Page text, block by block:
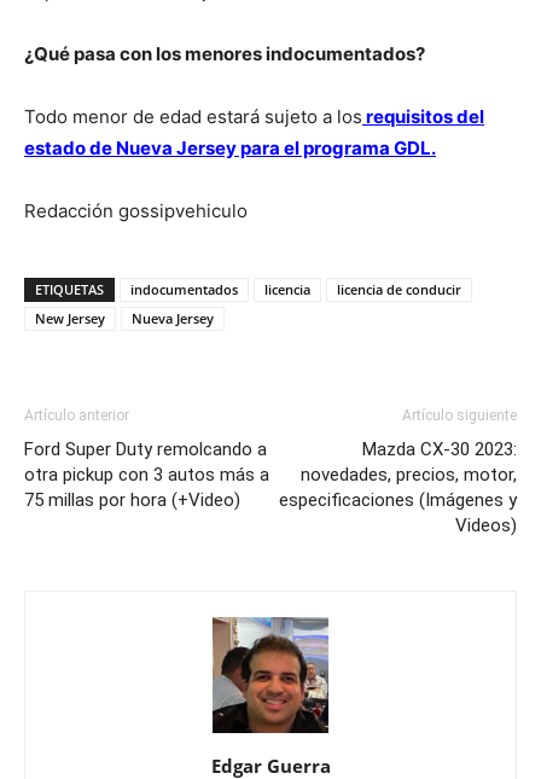
¿Qué pasa con los menores indocumentados?
Todo menor de edad estará sujeto a los requisitos del
estado de Nueva Jersey para el programa GDL.
Redacción gossipvehiculo
ETIQUETAS indocumentados licencia
licencia de conducir
New Jersey
Nueva Jersey
Artículo anterior
Ford Super Duty remolcando a
otra pickup con 3 autos más a
75 millas por hora (+Video)
Artículo siguiente
Mazda CX-30 2023:
novedades, precios, motor,
especificaciones (Imágenes y
Videos)
Edgar Guerra